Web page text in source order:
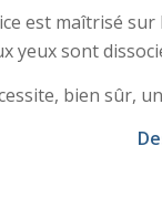
est maîtrisé
yeux sont
bien sûr,